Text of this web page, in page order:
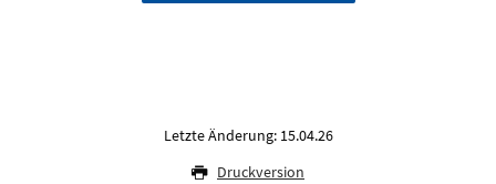
Letzte Änderung: 15.04.26
Druckversion